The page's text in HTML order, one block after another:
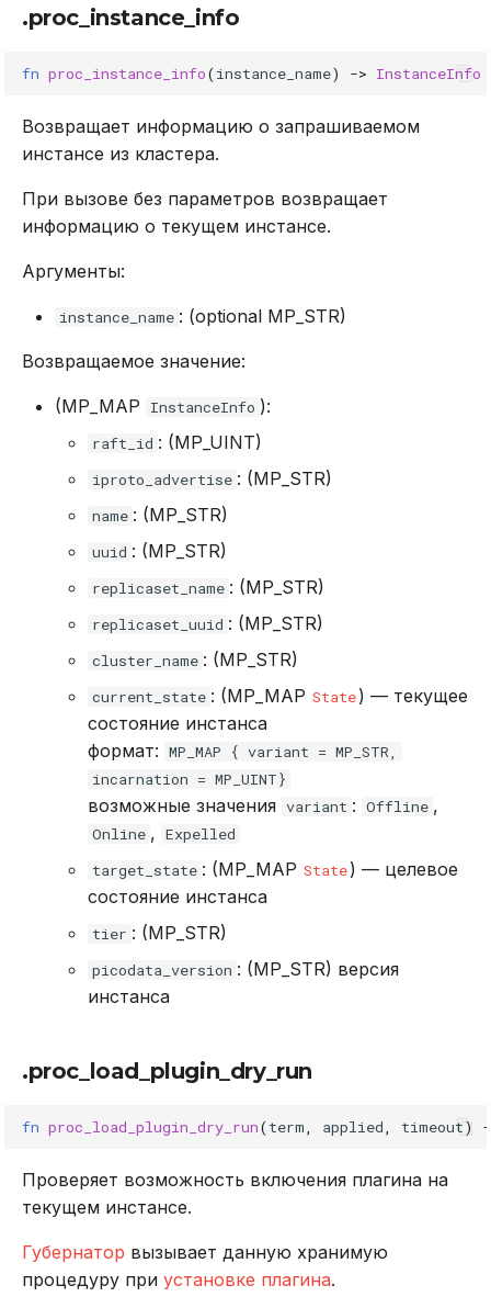
.proc_instance_info
fn proc_instance_info(instance_name) -> InstanceInfo
Возвращает информацию о запрашиваемом
инстансе из кластера.
При вызове без параметров возвращает
информацию о текущем инстансе.
Аргументы:
instance_name : (optional MP_STR)
Возвращаемое значение:
(MP_MAP InstanceInfo ):
raft_id : (MP_UINT)
iproto_advertise : (MP_STR)
name : (MP_STR)
uuid : (MP_STR)
replicaset_name : (MP_STR)
replicaset_uuid : (MP_STR)
cluster_name : (MP_STR)
current_state : (MP_MAP State) — текущее
состояние инстанса
формат: MP_MAP { variant = MP_STR,
incarnation = MP_UINT}
возможные значения variant : Offline ,
Online , Expelled
target_state : (MP_MAP State) — целевое
состояние инстанса
tier : (MP_STR)
picodata_version : (MP_STR) версия
инстанса
.proc_load_plugin_dry_run
fn proc_load_plugin_dry_run(term applied timeout)
Проверяет возможность включения плагина на
текущем инстансе.
Губернатор вызывает данную хранимую
процедуру при установке плагина.